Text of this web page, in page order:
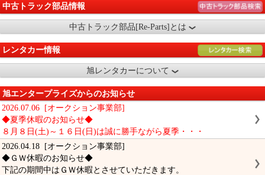
中古トラック部品情報
中古トラック部品[Re-Parts]とは
レンタカー情報
旭レンタカーについて
旭エンタープライズからのお知らせ
2026.07.06 [オークション事業部]
◆夏季休暇のお知らせ◆
８月８日(土)～１６日(日)は誠に勝手ながら夏季・・・
2026.04.18 [オークション事業部]
◆ＧＷ休暇のお知らせ◆
下記の期間中はＧＷ休暇とさせていただきます。